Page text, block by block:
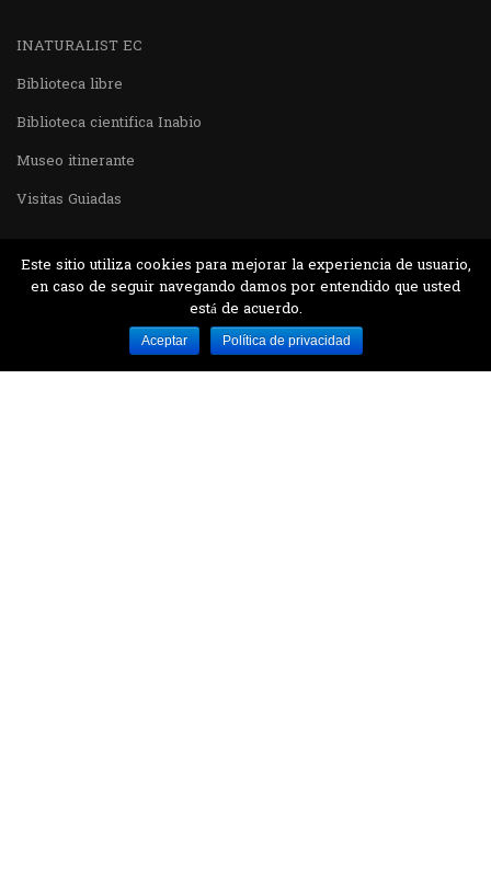
INATURALIST EC
Biblioteca libre
Biblioteca cientifica Inabio
Museo itinerante
Visitas Guiadas
Desarrollado por MJTEC.
Este sitio utiliza cookies para mejorar la experiencia de usuario,
en caso de seguir navegando damos por entendido que usted
está de acuerdo.
Aceptar Política de privacidad